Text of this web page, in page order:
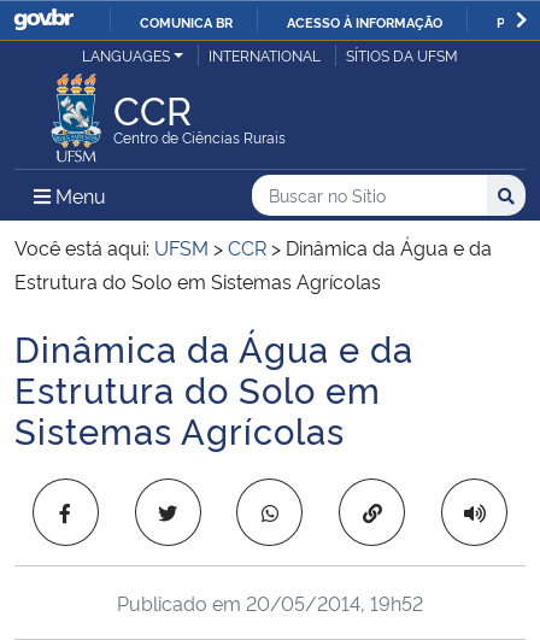
IR
COMUNICA BR ACESSO À INFORMAÇÃO
Ministério da Justiça e Segurança Pública
Ministério da Defesa
Ministério das Relações Exteriores
Ministério da Infraestrutura
Ministério da Agricultura, Pecuária e Abastecimento
Ministério da Educação
LANGUAGES INTERNATIONAL SÍTIOS DA UFSM
CCR
Centro de Ciências Rurais
Menu Menu Principal do Sítio
Busca
Buscar no no Sítio
Busca:
Você está aqui: UFSM >CCR > Dinâmica da Água e da
Estrutura do Solo em Sistemas Agrícolas
Início do conteúdo
Dinâmica da Água e da
Estrutura do Solo em
Sistemas Agrícolas
Copiar para área
Publicado em 20/05/2014, 19h52